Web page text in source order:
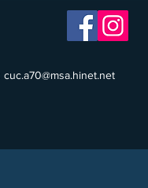
cuc.a70@msa.hinet.net